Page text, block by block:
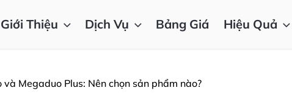
Giới Thiệu Dịch Vụ Bảng Giá Hiệu Quả
và Megaduo Plus: Nên chọn sản phẩm nào?